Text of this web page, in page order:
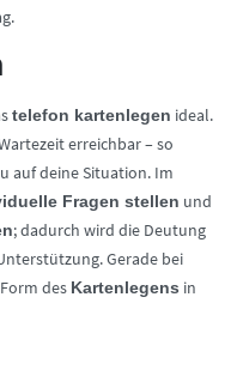
telefon kartenlegen ideal.
erreichbar – so
auf deine Situation. Im
Fragen stellen und
; dadurch wird die Deutung
Gerade bei
des Kartenlegens in